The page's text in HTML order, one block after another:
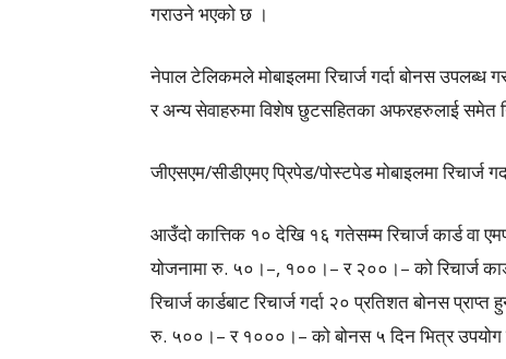
गराउने भएको छ ।
नेपाल टेलिकमले मोबाइलमा रिचार्ज गर्दा बोनस
र अन्य सेवाहरुमा विशेष छुटसहितका अफरहरुलाई समेत
जीएसएम/सीडीएमए प्रिपेड/पोस्टपेड मोबाइलमा
आउँदो कात्तिक १० देखि १६ गतेसम्म रिचार्ज कार्ड वा
योजनामा रु. ५०।–, १००।– र २००।– को रिचार्ज
रिचार्ज कार्डबाट रिचार्ज गर्दा २० प्रतिशत बोनस
रु. ५००।– र १०००।– को बोनस ५ दिन भित्र उपयोग